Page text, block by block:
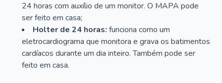
24 horas com auxílio de um monitor. O MAPA pode
ser feito em casa;
Holter de 24 horas: funciona como um
eletrocardiograma que monitora e grava os batimentos
cardíacos durante um dia inteiro. Também pode ser
feito em casa.